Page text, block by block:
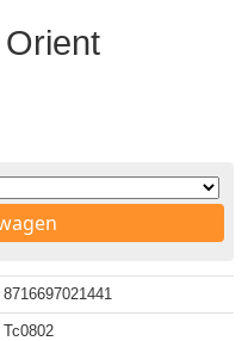
8716697021441
Tc0802